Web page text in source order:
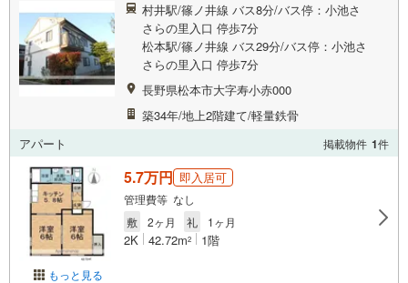
村井駅/篠ノ井線 バス8分/バス停：小池さ
さらの里入口 停歩7分
松本駅/篠ノ井線 バス29分/バス停：小池さ
さらの里入口 停歩7分
長野県松本市大字寿小赤000
築34年/地上2階建て/軽量鉄骨
アパート
掲載物件 1件
もっと見る
5.7万円 即入居可
管理費等 なし
敷
2ヶ月 礼 1ヶ月
2K 42.72m2 1階